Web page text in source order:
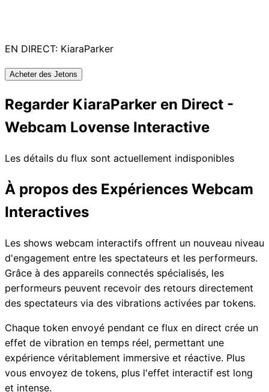
EN DIRECT: KiaraParker
Acheter des Jetons
Regarder KiaraParker en Direct -
Webcam Lovense Interactive
Les détails du flux sont actuellement indisponibles
À propos des Expériences Webcam
Interactives
Les shows webcam interactifs offrent un nouveau niveau
d'engagement entre les spectateurs et les performeurs.
Grâce à des appareils connectés spécialisés, les
performeurs peuvent recevoir des retours directement
des spectateurs via des vibrations activées par tokens.
Chaque token envoyé pendant ce flux en direct crée un
effet de vibration en temps réel, permettant une
expérience véritablement immersive et réactive. Plus
vous envoyez de tokens, plus l'effet interactif est long
et intense.